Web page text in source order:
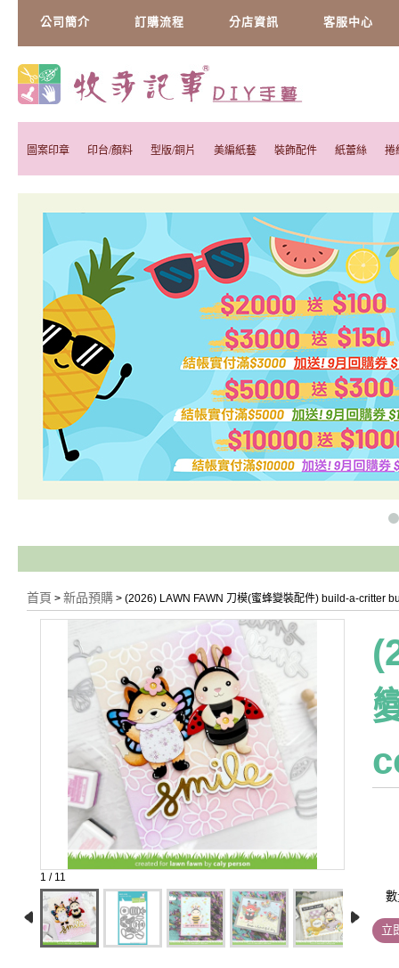
公司簡介 訂購流程 分店資訊 客服中心
圖案印章 印台/顏料 型版/銅片 美編紙藝 裝飾配件 紙蕾絲 捲
首頁 > 新品預購 > (2026) LAWN FAWN 刀模(蜜蜂變裝配件) build-a-critter
1 / 11
立